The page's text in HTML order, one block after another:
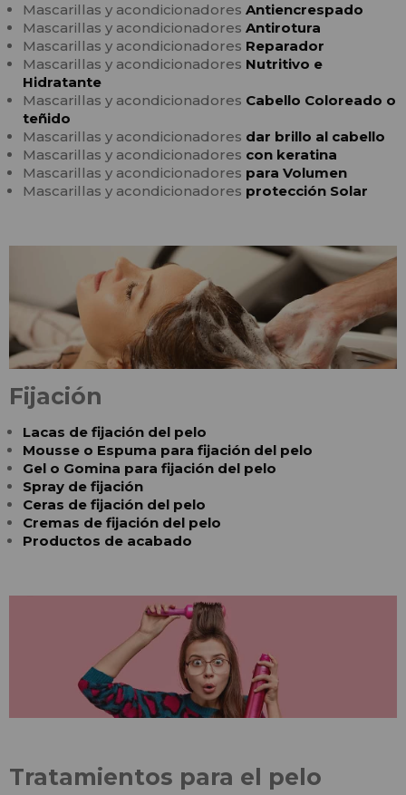
Mascarillas y acondicionadores Antiencrespado
Mascarillas y acondicionadores Antirotura
Mascarillas y acondicionadores Reparador
Mascarillas y acondicionadores Nutritivo e
Hidratante
Mascarillas y acondicionadores Cabello Coloreado o
teñido
Mascarillas y acondicionadores dar brillo al cabello
Mascarillas y acondicionadores con keratina
Mascarillas y acondicionadores para Volumen
Mascarillas y acondicionadores protección Solar
Fijación
Lacas de fijación del pelo
Mousse o Espuma para fijación del pelo
Gel o Gomina para fijación del pelo
Spray de fijación
Ceras de fijación del pelo
Cremas de fijación del pelo
Productos de acabado
Tratamientos para el pelo